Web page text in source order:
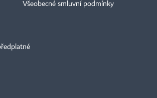
Všeobecné smluvní podmínky